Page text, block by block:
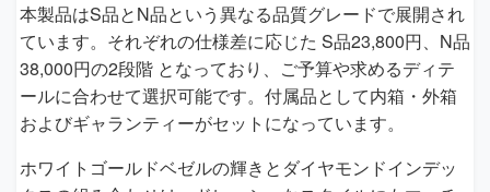
本製品はS品とN品という異なる品質グレードで展開され
ています。それぞれの仕様差に応じた S品23,800円、N品
38,000円の2段階 となっており、ご予算や求めるディテ
ールに合わせて選択可能です。付属品として内箱・外箱
およびギャランティーがセットになっています。
ホワイトゴールドベゼルの輝きとダイヤモンドインデッ